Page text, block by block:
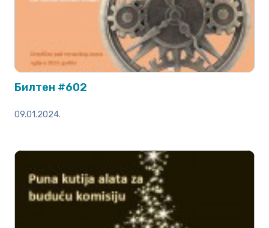
Билтен #602
09.01.2024.